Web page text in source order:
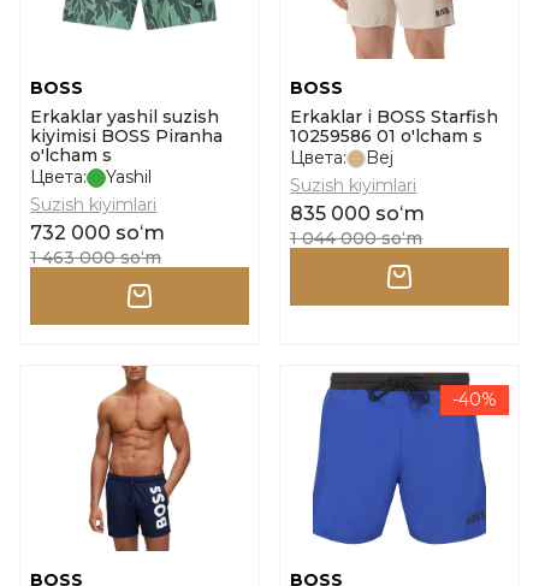
BOSS
Erkaklar yashil suzish
kiyimisi BOSS Piranha
o'lcham s
Цвета:
Yashil
Suzish kiyimlari
732 000 soʻm
1 463 000 soʻm
BOSS
Erkaklar i BOSS Starfish
10259586 01 o'lcham s
Цвета:
Bej
Suzish kiyimlari
835 000 soʻm
1 044 000 soʻm
BOSS
-40%
BOSS